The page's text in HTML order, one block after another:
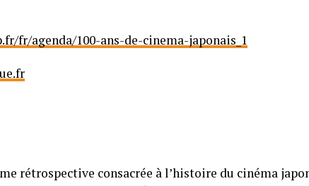
fr/agenda/100-ans-de-cinema-japonais_1
rétrospective consacrée à l’histoire du cinéma